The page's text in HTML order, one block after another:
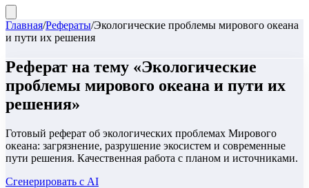
Главная/Рефераты/Экологические проблемы мирового океана
и пути их решения
Реферат на тему «Экологические
проблемы мирового океана и пути их
решения»
Готовый реферат об экологических проблемах Мирового
океана: загрязнение, разрушение экосистем и современные
пути решения. Качественная работа с планом и источниками.
Сгенерировать с AI